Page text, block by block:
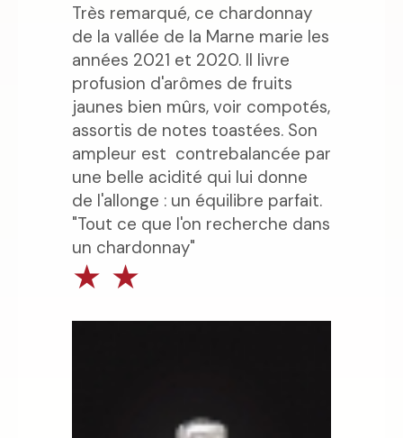
Très remarqué, ce chardonnay
de la vallée de la Marne marie les
années 2021 et 2020. Il livre
profusion d'arômes de fruits
jaunes bien mûrs, voir compotés,
assortis de notes toastées. Son
ampleur est contrebalancée par
une belle acidité qui lui donne
de l'allonge : un équilibre parfait.
"Tout ce que l'on recherche dans
un chardonnay"
★ ★